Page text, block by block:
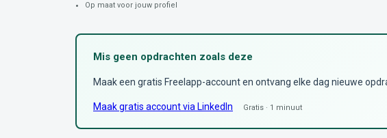
Op maat voor jouw profiel
Mis geen opdrachten zoals deze
Maak een gratis Freelapp-account en ontvang elke dag nieuwe
Maak gratis account via LinkedIn Gratis · 1 minuut